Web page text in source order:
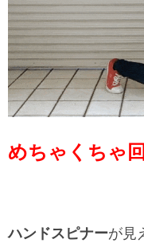
めちゃくちゃ
ハンドスピナーが見